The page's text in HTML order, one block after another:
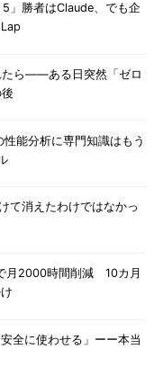
」勝者はClaude、でも企
たら――ある日突然「ゼロ
能分析に専門知識はもう
て消えたわけではなかっ
月2000時間削減 10カ月
全に使わせる」ーー本当